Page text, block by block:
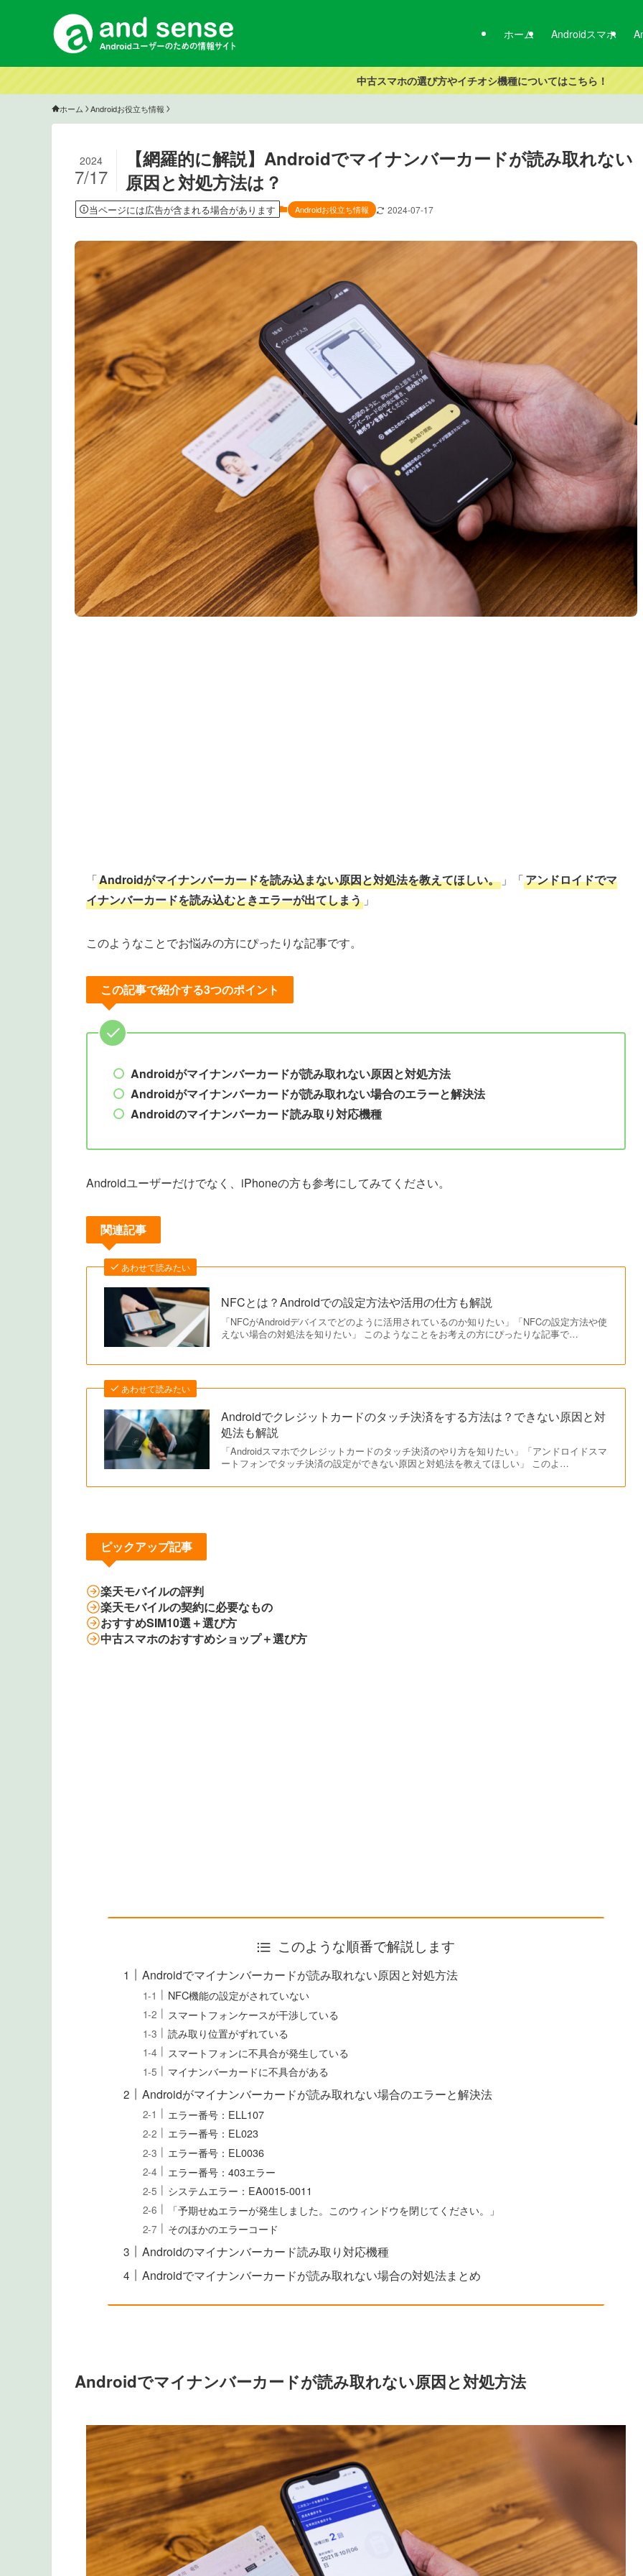
ホーム Androidスマホ
中古スマホの選び方やイチオシ機種についてはこちら！
ホーム Androidお役立ち情報
【網羅的に解説】Androidでマイナンバーカードが読み取れない
原因と対処方法は？
2024
7/17
当ページには広告が含まれる場合があります Androidお役立ち情報 2024-07-17
「Androidがマイナンバーカードを読み込まない原因と対処法を教えてほしい。 」「アンドロイドでマ
イナンバーカードを読み込むときエラーが出てしまう 」
このようなことでお悩みの方にぴったりな記事です。
この記事で紹介する3つのポイント
Androidがマイナンバーカードが読み取れない原因と対処方法
Androidがマイナンバーカードが読み取れない場合のエラーと解決法
Androidのマイナンバーカード読み取り対応機種
Androidユーザーだけでなく、iPhoneの方も参考にしてみてください。
関連記事
あわせて読みたい
NFCとは？Androidでの設定方法や活用の仕方も解説
「NFCがAndroidデバイスでどのように活用されているのか知りたい」「NFCの設定方法や使
えない場合の対処法を知りたい」 このようなことをお考えの方にぴったりな記事で…
あわせて読みたい
Androidでクレジットカードのタッチ決済をする方法は？できない原因と対
処法も解説
「Androidスマホでクレジットカードのタッチ決済のやり方を知りたい」「アンドロイドスマ
ートフォンでタッチ決済の設定ができない原因と対処法を教えてほしい」 このよ…
ピックアップ記事
楽天モバイルの評判
楽天モバイルの契約に必要なもの
おすすめSIM10選＋選び方
中古スマホのおすすめショップ＋選び方
このような順番で解説します
Androidでマイナンバーカードが読み取れない原因と対処方法
NFC機能の設定がされていない
スマートフォンケースが干渉している
読み取り位置がずれている
スマートフォンに不具合が発生している
マイナンバーカードに不具合がある
Androidがマイナンバーカードが読み取れない場合のエラーと解決法
エラー番号：ELL107
エラー番号：EL023
エラー番号：EL0036
エラー番号：403エラー
システムエラー：EA0015-0011
「予期せぬエラーが発生しました。このウィンドウを閉じてください。」
そのほかのエラーコード
Androidのマイナンバーカード読み取り対応機種
Androidでマイナンバーカードが読み取れない場合の対処法まとめ
Androidでマイナンバーカードが読み取れない原因と対処方法